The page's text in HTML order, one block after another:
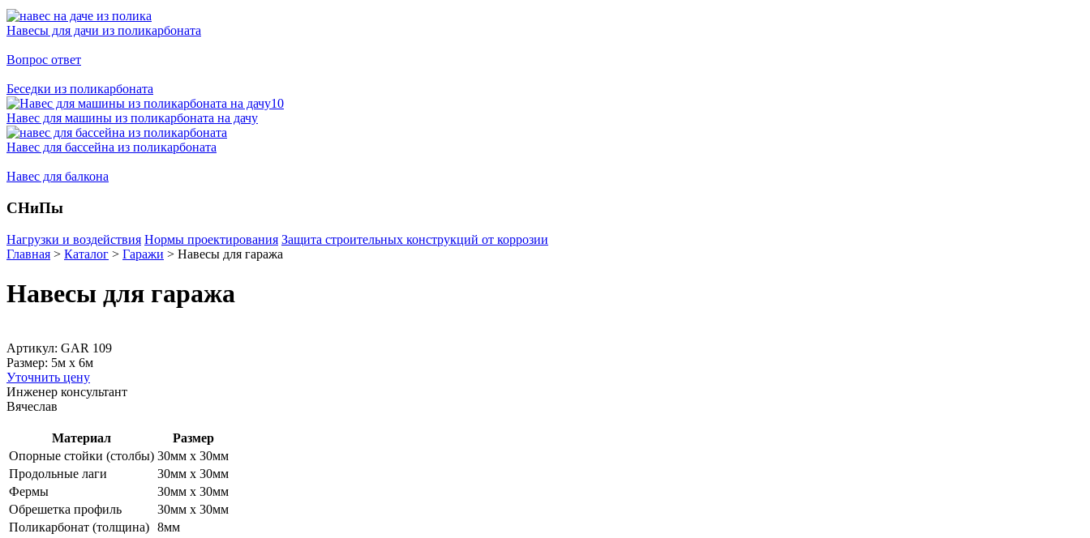
Навесы для дачи из поликарбоната
Вопрос ответ
Беседки из поликарбоната
Навес для машины из поликарбоната на дачу
Навес для бассейна из поликарбоната
Навес для балкона
СНиПы
Нагрузки и воздействия Нормы проектирования Защита строительных конструкций от коррозии
Главная > Каталог > Гаражи > Навесы для гаража
Навесы для гаража
Артикул: GAR 109
Размер: 5м x 6м
Уточнить цену
Инженер консультант
Вячеслав
Материал
Размер
Опорные стойки (столбы) 30мм х 30мм
Продольные лаги
30мм х 30мм
Фермы
30мм х 30мм
Обрешетка профиль
30мм х 30мм
Поликарбонат (толщина) 8мм